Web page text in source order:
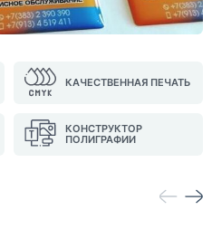
КАЧЕСТВЕННАЯ ПЕЧАТЬ
КОНСТРУКТОР
ПОЛИГРАФИИ